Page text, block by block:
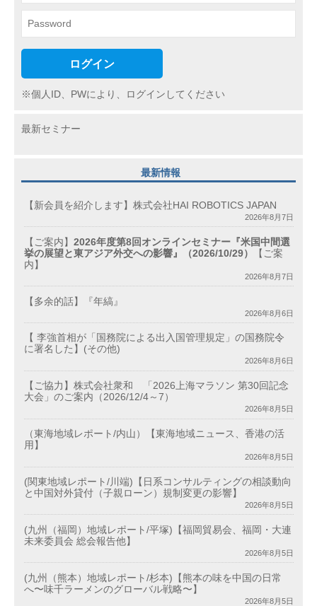
ログイン
※個人ID、PWにより、ログインしてください
最新セミナー
最新情報
【新会員を紹介します】株式会社HAI ROBOTICS JAPAN
2026年8月7日
【ご案内】 2026年度第8回オンラインセミナー『米国中間選
挙の展望と東アジア外交への影響』（2026/10/29）
【ご案
内】
2026年8月7日
【多余的話】『年縞』
2026年8月6日
【 李強首相が「国務院による出入国管理規定」の国務院令
に署名した】(その他)
2026年8月6日
【ご協力】株式会社衆和 「2026上海マラソン 第30回記念
大会」のご案内（2026/12/4～7）
2026年8月5日
（東海地域レポート/内山）【東海地域ニュース、香港の活
用】
2026年8月5日
(関東地域レポート/川端)【日系コンサルティングの相談動向
と中国対外貸付（子親ローン）規制変更の影響】
2026年8月5日
(九州（福岡）地域レポート/平塚)【福岡貿易会、福岡・大連
未来委員会 総会報告他】
2026年8月5日
(九州（熊本）地域レポート/杉本)【熊本の味を中国の日常
へ〜味千ラーメンのグローバル戦略〜】
2026年8月5日